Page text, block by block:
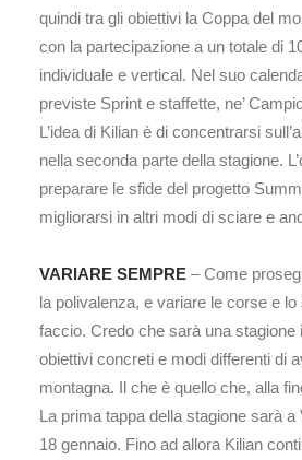
quindi tra gli obiettivi la Coppa del
con la partecipazione a un totale di
individuale e vertical. Nel suo
previste Sprint e staffette, ne’
L’idea di Kilian è di concentrarsi
nella seconda parte della stagione.
preparare le sfide del progetto
migliorarsi in altri modi di sciare e
VARIARE SEMPRE – Come
la polivalenza, e variare le corse e
faccio. Credo che sarà una stagione
obiettivi concreti e modi differenti di
montagna. Il che è quello che, alla
La prima tappa della stagione sarà
18 gennaio. Fino ad allora Kilian